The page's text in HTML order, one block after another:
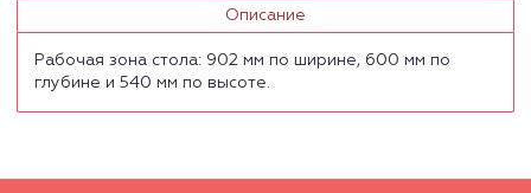
Описание
Рабочая зона стола: 902 мм по ширине, 600 мм по
глубине и 540 мм по высоте.